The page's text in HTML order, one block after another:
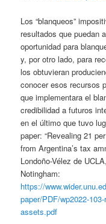
Los “blanqueos”
resultados que puedan
oportunidad para
y, por otro lado, para
los obtuvieran
conocer esos recursos
que implementara el
credibilidad a futuros
en el último que tuvo
paper: “Revealing 21
from Argentina’s tax
Londoño-Vélez de
Notingham:
https://
paper/PDF/wp2022-
assets.pdf